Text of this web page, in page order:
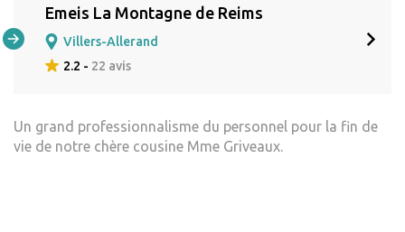
Emeis La Montagne de Reims
Villers-Allerand
2.2 - 22 avis
Un grand professionnalisme du personnel pour la fin de
vie de notre chère cousine Mme Griveaux.